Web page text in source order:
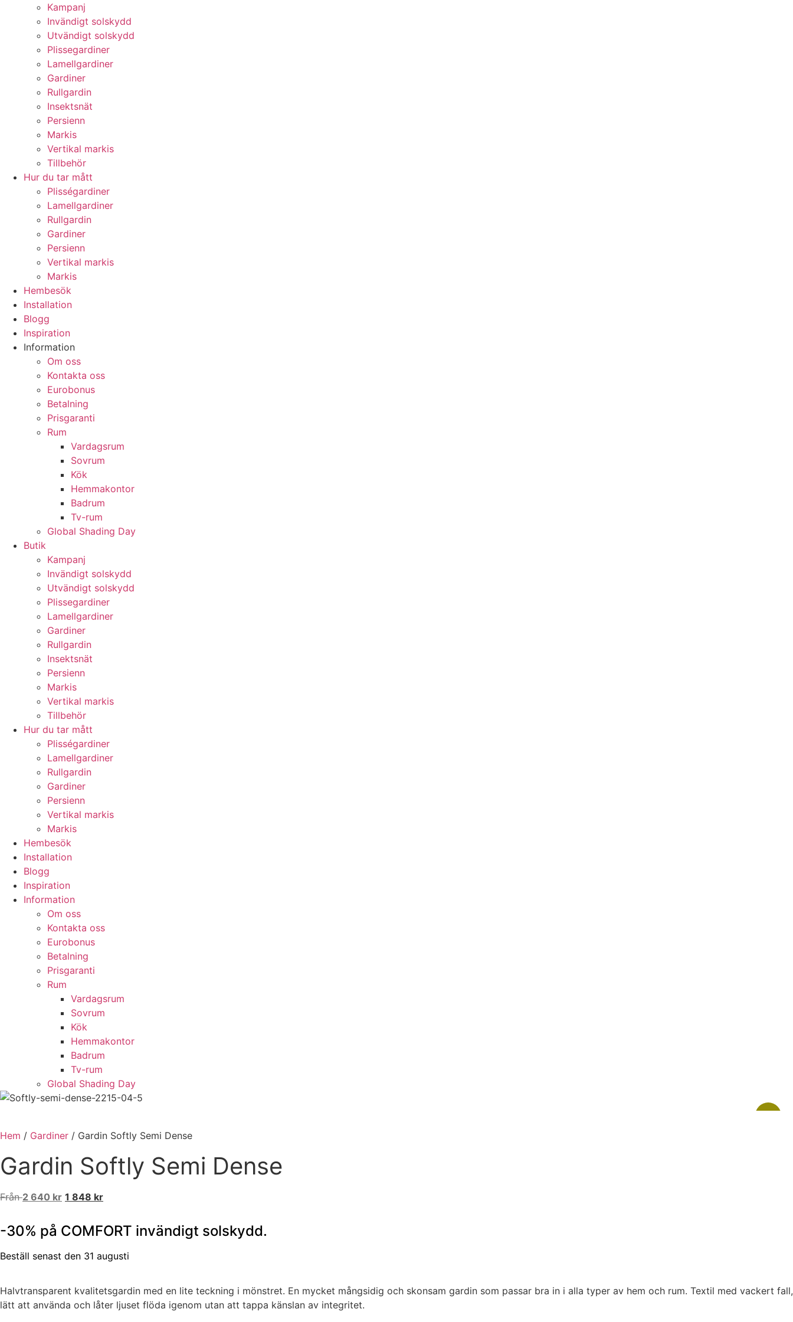
Kampanj
Invändigt solskydd
Utvändigt solskydd
Plissegardiner
Lamellgardiner
Gardiner
Rullgardin
Insektsnät
Persienn
Markis
Vertikal markis
Tillbehör
Hur du tar mått
Plisségardiner
Lamellgardiner
Rullgardin
Gardiner
Persienn
Vertikal markis
Markis
Hembesök
Installation
Blogg
Inspiration
Information
Om oss
Kontakta oss
Eurobonus
Betalning
Prisgaranti
Rum
Vardagsrum
Sovrum
Kök
Hemmakontor
Badrum
Tv-rum
Global Shading Day
Butik
Kampanj
Invändigt solskydd
Utvändigt solskydd
Plissegardiner
Lamellgardiner
Gardiner
Rullgardin
Insektsnät
Persienn
Markis
Vertikal markis
Tillbehör
Hur du tar mått
Plisségardiner
Lamellgardiner
Rullgardin
Gardiner
Persienn
Vertikal markis
Markis
Hembesök
Installation
Blogg
Inspiration
Information
Om oss
Kontakta oss
Eurobonus
Betalning
Prisgaranti
Rum
Vardagsrum
Sovrum
Kök
Hemmakontor
Badrum
Tv-rum
Global Shading Day
Hem / Gardiner / Gardin Softly Semi Dense
Gardin Softly Semi Dense
Från Det
priset
var:
2
2 640 kr Det
priset
är:
2
1 848 kr
-30% på COMFORT invändigt solskydd.
Beställ senast den 31 augusti
Halvtransparent kvalitetsgardin med en lite teckning i mönstret. En mycket mångsidig och skonsam gardin som passar bra in i alla typer av hem och rum. Textil med vackert fall,
lätt att använda och låter ljuset flöda igenom utan att tappa känslan av integritet.